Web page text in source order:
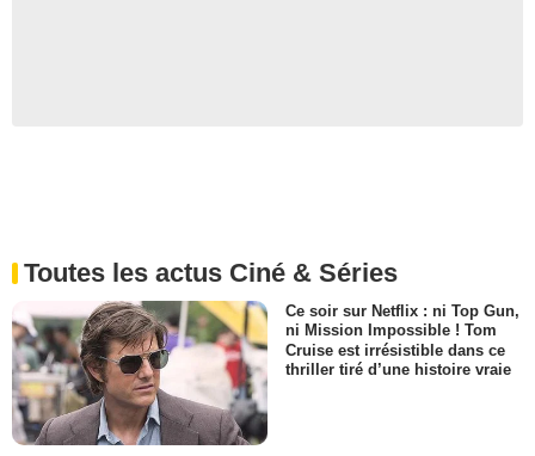
Toutes les actus Ciné & Séries
Ce soir sur Netflix : ni Top Gun,
ni Mission Impossible ! Tom
Cruise est irrésistible dans ce
thriller tiré d’une histoire vraie